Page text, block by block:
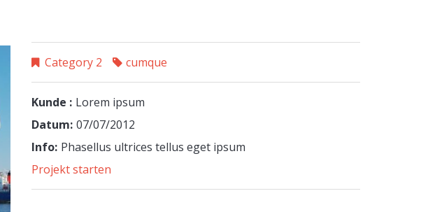
Category 2 cumque
Kunde : Lorem ipsum
Datum: 07/07/2012
Info: Phasellus ultrices tellus eget ipsum
Projekt starten